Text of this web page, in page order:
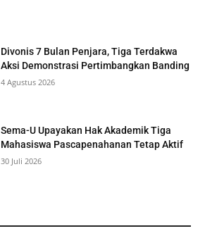
Divonis 7 Bulan Penjara, Tiga Terdakwa
Aksi Demonstrasi Pertimbangkan Banding
4 Agustus 2026
Sema-U Upayakan Hak Akademik Tiga
Mahasiswa Pascapenahanan Tetap Aktif
30 Juli 2026